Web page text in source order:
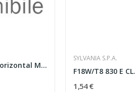
Moduli IP66 Arc Horizontal Module 9W Bianco
SYLVANIA S.P.A.
1,54 €